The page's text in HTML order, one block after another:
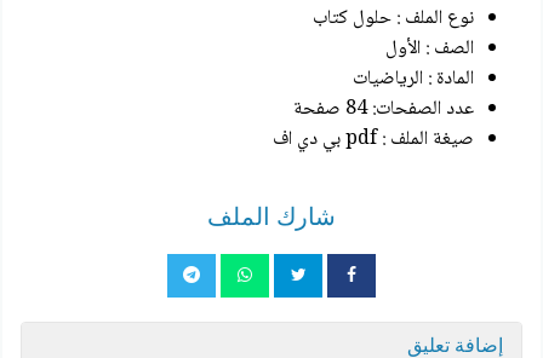
نوع الملف : حلول كتاب
الصف : الأول
المادة : الرياضيات
عدد الصفحات: 84 صفحة
صيغة الملف : pdf بي دي اف
شارك الملف
إضافة تعليق